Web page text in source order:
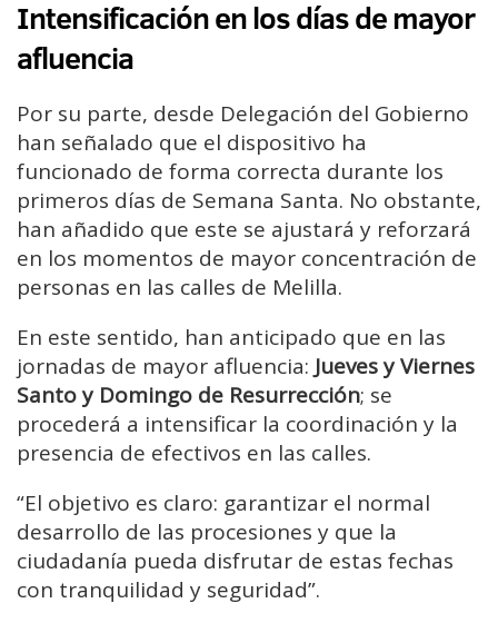
Intensificación en los días de mayor
afluencia
Por su parte, desde Delegación del Gobierno
han señalado que el dispositivo ha
funcionado de forma correcta durante los
primeros días de Semana Santa. No obstante,
han añadido que este se ajustará y reforzará
en los momentos de mayor concentración de
personas en las calles de Melilla.
En este sentido, han anticipado que en las
jornadas de mayor afluencia: Jueves y Viernes
Santo y Domingo de Resurrección; se
procederá a intensificar la coordinación y la
presencia de efectivos en las calles.
“El objetivo es claro: garantizar el normal
desarrollo de las procesiones y que la
ciudadanía pueda disfrutar de estas fechas
con tranquilidad y seguridad”.